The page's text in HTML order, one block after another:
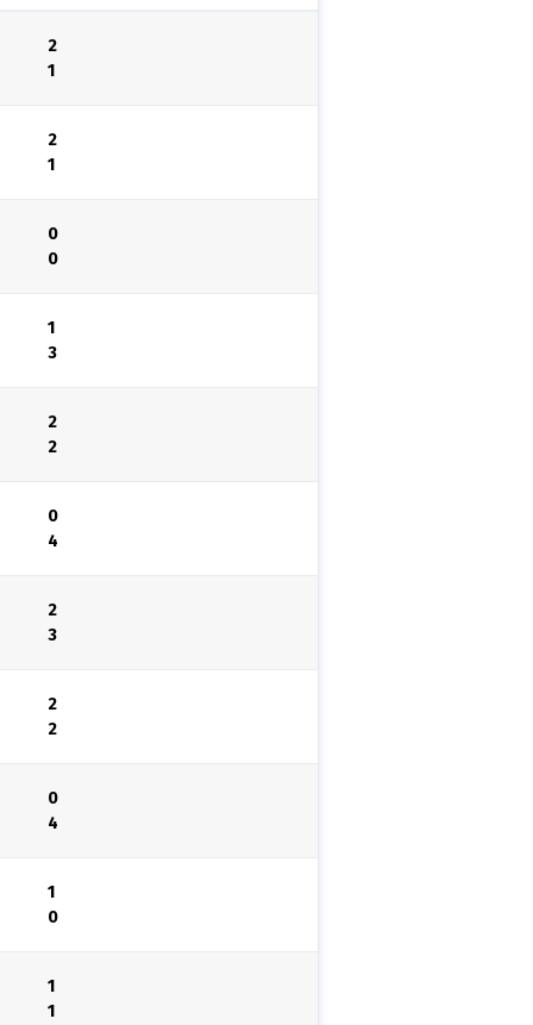
2
1
2
1
0
0
1
3
2
2
0
4
2
3
2
2
0
4
1
0
1
1